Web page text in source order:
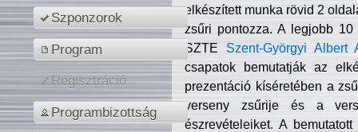
Szponzorok
Program
Regisztráció
Programbizottság
elkészített munka rövid 2
zsűri pontozza. A legjobb
SZTE Szent-Györgyi Albert
csapatok bemutatják az
prezentáció kíséretében a
verseny zsűrije és a
észrevételeiket. A